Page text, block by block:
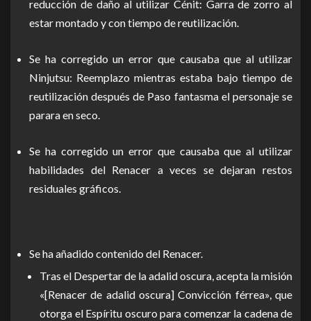
reducción de daño al utilizar Cénit: Garra de zorro al
estar montado y con tiempo de reutilización.
Se ha corregido un error que causaba que al utilizar
Ninjutsu: Reemplazo mientras estaba bajo tiempo de
reutilización después de Paso fantasma el personaje se
parara en seco.
Se ha corregido un error que causaba que al utilizar
habilidades del Renacer a veces se dejaran restos
residuales gráficos.
Se ha añadido contenido del Renacer.
Tras el Despertar de la adalid oscura, acepta la misión
«[Renacer de adalid oscura] Convicción férrea», que
otorga el Espíritu oscuro para comenzar la cadena de